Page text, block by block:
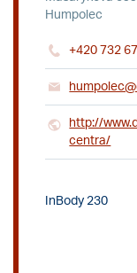
Humpolec
+420 732
http://
centra/
InBody 230